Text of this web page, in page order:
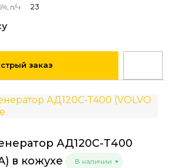
л/ч
23
заказ
АД120С-Т400
в кожухе
В наличии